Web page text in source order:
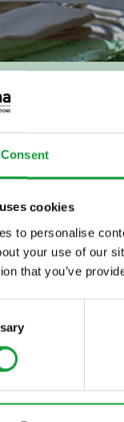
Consent
cookies
to personalise
your use of our
that you’ve
Sono
europea
sapore,
La
sapidità
tutte le
e del food.